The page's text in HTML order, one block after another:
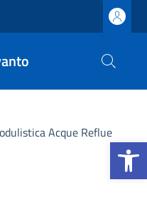
Apri la
Acque Reflue